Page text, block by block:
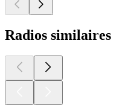
Radios similaires